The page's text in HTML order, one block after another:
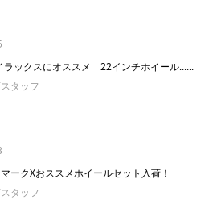
ラックスにオススメ 22インチホイール......
タッフ
ークXおススメホイールセット入荷！
タッフ